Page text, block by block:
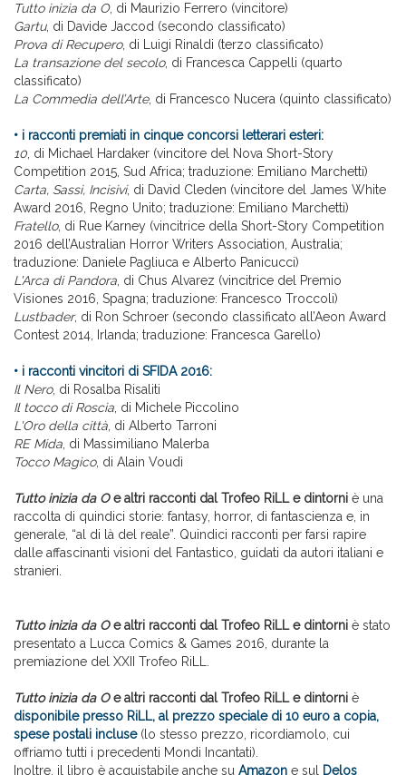
Tutto inizia da O, di Maurizio Ferrero (vincitore)
Gartu, di Davide Jaccod (secondo classificato)
Prova di Recupero, di Luigi Rinaldi (terzo classificato)
La transazione del secolo, di Francesca Cappelli (quarto
classificato)
La Commedia dell’Arte, di Francesco Nucera (quinto classificato)
• i racconti premiati in cinque concorsi letterari esteri:
10 , di Michael Hardaker (vincitore del Nova Short-Story
Competition 2015, Sud Africa; traduzione: Emiliano Marchetti)
Carta, Sassi, Incisivi, di David Cleden (vincitore del James White
Award 2016, Regno Unito; traduzione: Emiliano Marchetti)
Fratello, di Rue Karney (vincitrice della Short-Story Competition
2016 dell’Australian Horror Writers Association, Australia;
traduzione: Daniele Pagliuca e Alberto Panicucci)
L'Arca di Pandora , di Chus Alvarez (vincitrice del Premio
Visiones 2016, Spagna; traduzione: Francesco Troccoli)
Lustbader, di Ron Schroer (secondo classificato all’Aeon Award
Contest 2014, Irlanda; traduzione: Francesca Garello)
• i racconti vincitori di SFIDA 2016:
Il Nero, di Rosalba Risaliti
Il tocco di Roscia , di Michele Piccolino
L'Oro della città , di Alberto Tarroni
RE Mida , di Massimiliano Malerba
Tocco Magico, di Alain Voudì
Tutto inizia da Oe altri racconti dal Trofeo RiLL e dintorni è una
raccolta di quindici storie: fantasy, horror, di fantascienza e, in
generale, “al di là del reale”. Quindici racconti per farsi rapire
dalle affascinanti visioni del Fantastico, guidati da autori italiani e
stranieri.
Tutto inizia da Oe altri racconti dal Trofeo RiLL e dintorni è stato
presentato a Lucca Comics & Games 2016, durante la
premiazione del XXII Trofeo RiLL.
Tutto inizia da Oe altri racconti dal Trofeo RiLL e dintorni è
disponibile presso RiLL, al prezzo speciale di 10 euro a copia,
spese postali incluse(lo stesso prezzo, ricordiamolo, cui
offriamo tutti i precedenti Mondi Incantati).
Inoltre, il libro è acquistabile anche su Amazon e sul Delos